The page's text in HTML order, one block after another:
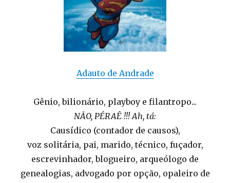
Adauto de Andrade
Gênio, bilionário, playboy e filantropo...
NÃO, PÉRAÊ !!! Ah, tá:
Causídico (contador de causos),
voz solitária, pai, marido, técnico, fuçador,
escrevinhador, blogueiro, arqueólogo de
genealogias, advogado por opção, opaleiro de